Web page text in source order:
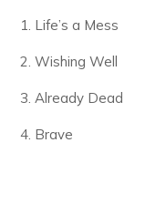
Life’s a Mess
Wishing Well
Already Dead
Brave